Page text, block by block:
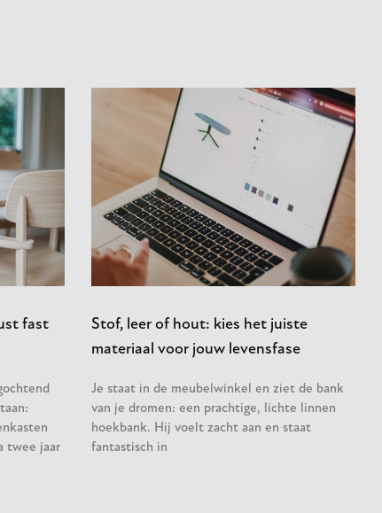
fast
twee jaar
Stof, leer of hout: kies het juiste
materiaal voor jouw levensfase
Je staat in de meubelwinkel en ziet de bank
van je dromen: een prachtige, lichte linnen
hoekbank. Hij voelt zacht aan en staat
fantastisch in